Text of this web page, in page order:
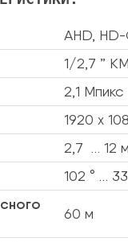
AHD,
1/2,7 ”
2,1 Мпикс
1920 x
2,7 … 12
102 ° …
60 м